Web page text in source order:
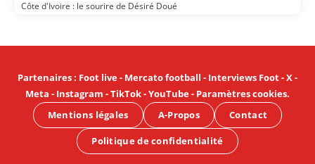
Côte d'Ivoire : le sourire de Désiré Doué
Partenaires: Foot live- Mercato football - Interviews Foot-X-
Meta - Instagram -TikTok-YouTube- Paramètres cookies.
Mentions légales
A-Propos Contact
Politique de confidentialité